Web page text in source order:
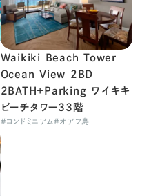
Waikiki Beach Tower
Ocean View 2BD
2BATH+Parking ワイキキ
ビーチタワー33階
#コンドミニアム #オアフ島